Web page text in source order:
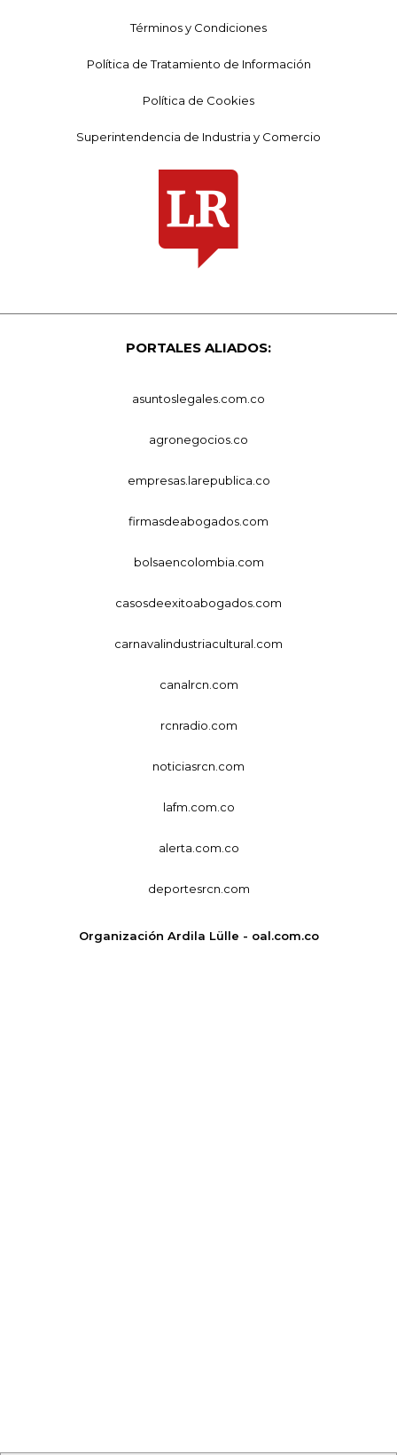
Términos y Condiciones
Política de Tratamiento de Información
Política de Cookies
Superintendencia de Industria y Comercio
PORTALES ALIADOS:
asuntoslegales.com.co
agronegocios.co
empresas.larepublica.co
firmasdeabogados.com
bolsaencolombia.com
casosdeexitoabogados.com
carnavalindustriacultural.com
canalrcn.com
rcnradio.com
noticiasrcn.com
lafm.com.co
alerta.com.co
deportesrcn.com
Organización Ardila Lülle - oal.com.co